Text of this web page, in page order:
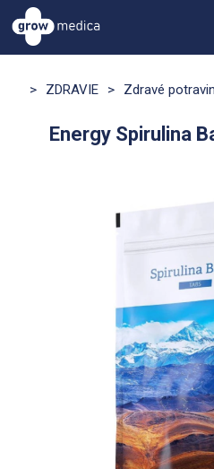
> ZDRAVIE > Zdravé
Energy Spirulina